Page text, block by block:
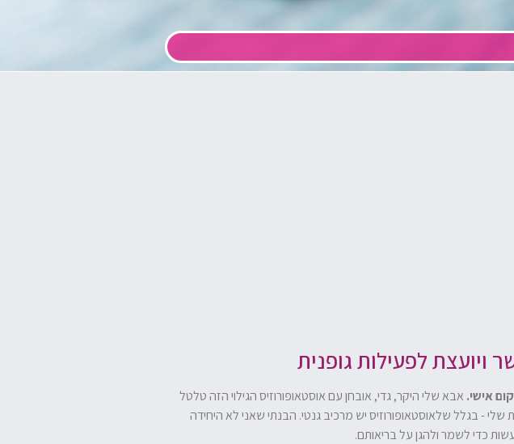
ויועצת לפעילות גופנית
אישי. אבא שלי היקר, גדי, אובחן עם אוסטאופורוזיס הגילוי הזה טלטל
- בגלל שלאוסטאופורוזיס יש מרכיב גנטי. הבנתי שאני לא היחידה
כדי לשמר ולהגן על בריאותם.